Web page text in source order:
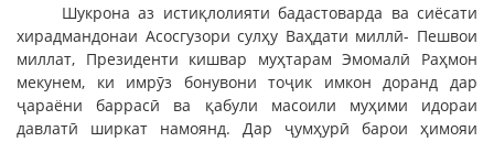
Шукрона аз истиқлолияти бадастоварда ва сиёсати
хирадмандонаи Асосгузори сулҳу Ваҳдати миллӣ- Пешвои
миллат, Президенти кишвар муҳтарам Эмомалӣ Раҳмон
мекунем, ки имрӯз бонувони тоҷик имкон доранд дар
ҷараёни баррасӣ ва қабули масоили муҳими идораи
давлатӣ ширкат намоянд. Дар ҷумҳурӣ барои ҳимояи